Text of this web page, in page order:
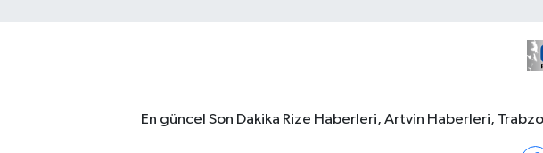
En güncel Son Dakika Rize Haberleri, Artvin Haberleri,